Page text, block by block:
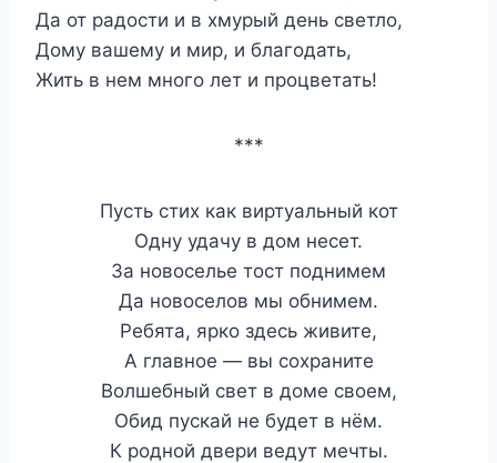
Да от радости и в хмурый день светло,
Дому вашему и мир, и благодать,
Жить в нем много лет и процветать!
***
Пусть стих как виртуальный кот
Одну удачу в дом несет.
За новоселье тост поднимем
Да новоселов мы обнимем.
Ребята, ярко здесь живите,
А главное — вы сохраните
Волшебный свет в доме своем,
Обид пускай не будет в нём.
К родной двери ведут мечты.